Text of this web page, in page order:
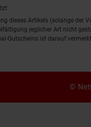
dieses Artikels (solange
jeglicher Art nicht
Gutscheins ist darauf vermerkt.
©